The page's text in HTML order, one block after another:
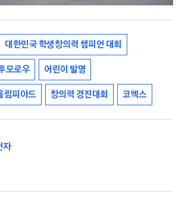
대한민국 학생창의력 챔피언 대회
모로우 어린이 발명
림피아드 창의력 경진대회 코엑스
자